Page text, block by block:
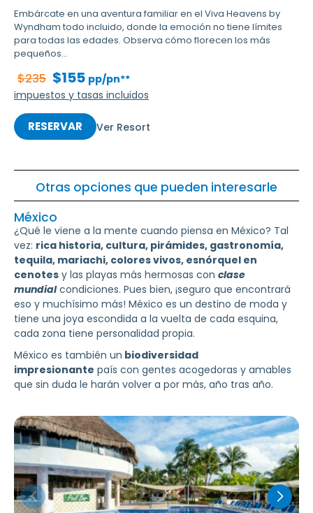
Embárcate en una aventura familiar en el Viva Heavens by
Wyndham todo incluido, donde la emoción no tiene límites
para todas las edades. Observa cómo florecen los más
pequeños...
$235 $155 pp/pn**
impuestos y tasas incluidos
RESERVAR Ver Resort
Otras opciones que pueden interesarle
México
¿Qué le viene a la mente cuando piensa en México? Tal
vez: rica historia, cultura, pirámides, gastronomía,
tequila, mariachi, colores vivos, esnórquel en
cenotes y las playas más hermosas con clase
mundialcondiciones. Pues bien, ¡seguro que encontrará
eso y muchísimo más! México es un destino de moda y
tiene una joya escondida a la vuelta de cada esquina,
cada zona tiene personalidad propia.
México es también un biodiversidad
impresionante país con gentes acogedoras y amables
que sin duda le harán volver a por más, año tras año.